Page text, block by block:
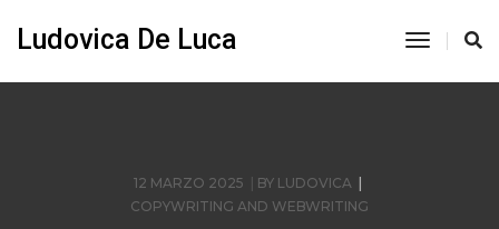
Ludovica De Luca
Toggle
12 MARZO 2025 BY LUDOVICA
COPYWRITING AND WEBWRITING